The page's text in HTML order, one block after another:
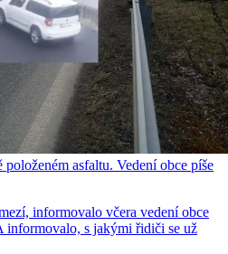
asfaltu. Vedení obce píše
informovalo včera vedení obce
informovalo, s jakými řidiči se už